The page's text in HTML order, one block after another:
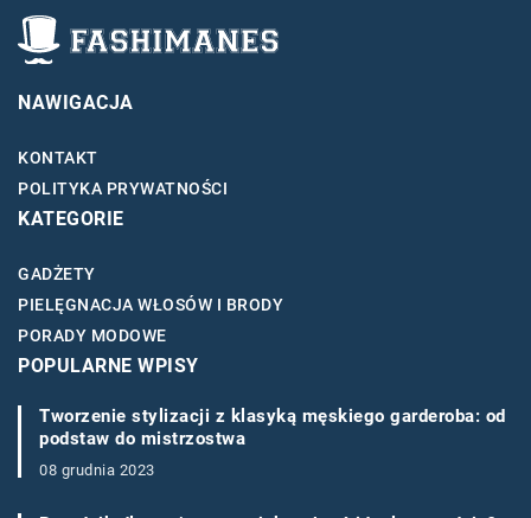
NAWIGACJA
KONTAKT
POLITYKA PRYWATNOŚCI
KATEGORIE
GADŻETY
PIELĘGNACJA WŁOSÓW I BRODY
PORADY MODOWE
POPULARNE WPISY
Tworzenie stylizacji z klasyką męskiego garderoba: od
podstaw do mistrzostwa
08 grudnia 2023